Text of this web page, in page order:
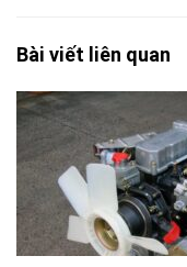
Bài viết liên quan